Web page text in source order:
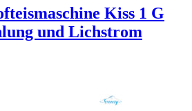
Kiss 1 G
und Lichstrom